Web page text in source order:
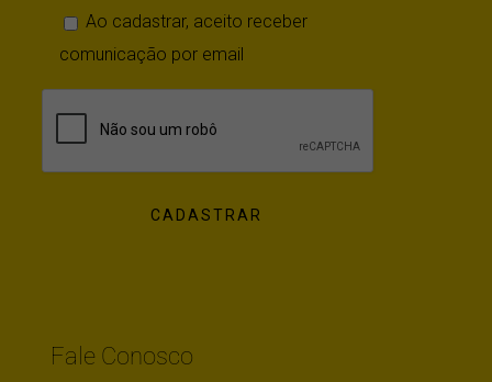
Ao cadastrar, aceito receber
comunicação por email
Fale Conosco